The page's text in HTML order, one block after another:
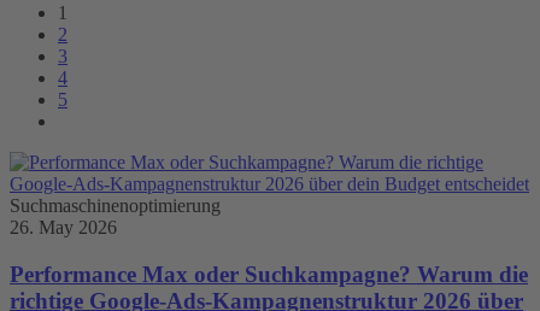
1
2
3
4
5
Suchmaschinenoptimierung
26. May 2026
Performance Max oder Suchkampagne? Warum die
richtige Google-Ads-Kampagnenstruktur 2026 über